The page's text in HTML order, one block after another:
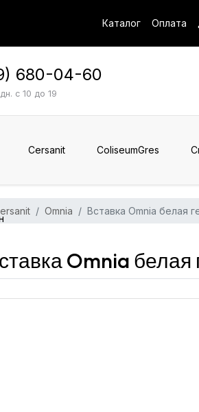
Каталог Оплата
680-04-60
с 10 до 19
Cersanit ColiseumGres
Omnia Вставка Omnia белая
Omnia